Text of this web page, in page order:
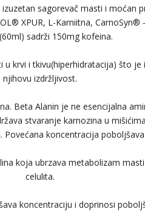
sagorevač masti i moćan
XPUR, L-Karniitna, CarnoSyn®
sadrži 150mg kofeina.
krvi i tkivu(hiperhidratacija) što
njihovu izdržljivost.
Beta Alanin je ne esencijalna
stvaranje karnozina u
Povećana koncentracija
koja ubrzava metabolizam
celulita.
koncentraciju i doprinosi